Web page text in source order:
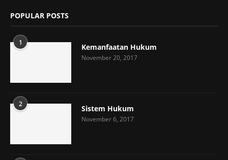
POPULAR POSTS
1 Kemanfaatan Hukum
November 20, 2017
2 Sistem Hukum
November 6, 2017